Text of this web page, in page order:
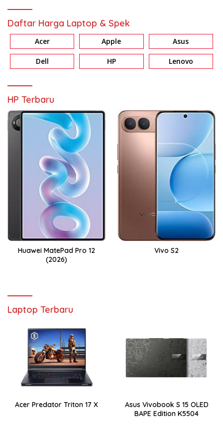
Daftar Harga Laptop & Spek
Acer Apple Asus
Dell HP Lenovo
HP Terbaru
Huawei MatePad Pro 12
(2026)
Vivo S2
Laptop Terbaru
Acer Predator Triton 17 X
Asus Vivobook S 15 OLED
BAPE Edition K5504